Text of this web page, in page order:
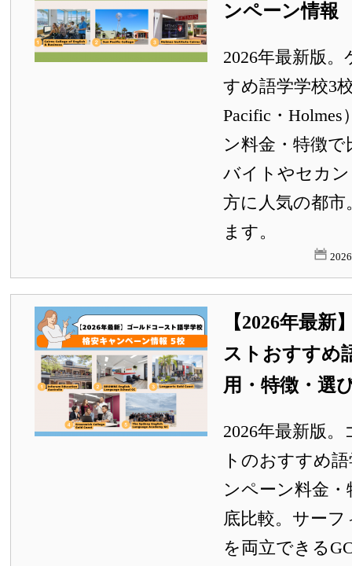
ンペーン情報
2026年最新版
すめ語学学校3
Pacific・
ン料金・特徴
バイトやセカ
方に人気の都
ます。
【2026年最新
ストおすすめ
用・特徴・選
2026年最新版
トのおすすめ
ンペーン料金
底比較。サー
を両立できる